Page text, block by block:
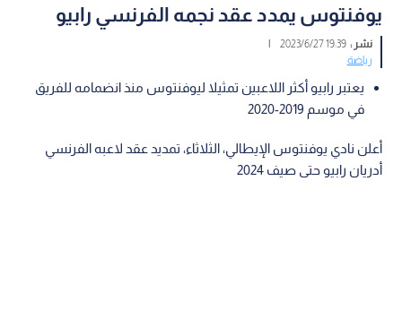
يوفنتوس يمدد عقد نجمه الفرنسي رابيو
نشر :19:39 2023/6/27
|
رياضة
يعتبر رابيو أكثر اللاعبين تمثيلا ليوفنتوس منذ انضمامه للفريق
في موسم 2019-2020
أعلن نادي يوفنتوس الإيطالي، الثلاثاء، تمديد عقد لاعبه الفرنسي
أدريان رابيو حتى صيف 2024